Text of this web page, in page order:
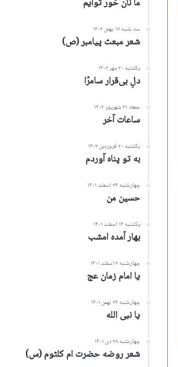
ما نان خور توأیم
سه شنبه ۱۷ بهمن ۱۴۰۲
شعر مبعث پیامبر (ص)
یکشنبه ۳۰ مهر ۱۴۰۲
دلِ بی‌قرار سامرّا
جمعه ۳۱ شهریور ۱۴۰۲
ساعات آخر
یکشنبه ۲۰ فروردین ۱۴۰۲
به تو پناه آوردم
چهارشنبه ۲۴ اسفند ۱۴۰۱
حسین من
یکشنبه ۱۴ اسفند ۱۴۰۱
بهار آمده امشب
چهارشنبه ۳ اسفند ۱۴۰۱
یا امام زمان عج
چهارشنبه ۲۶ بهمن ۱۴۰۱
یا نبی الله
چهارشنبه ۲۸ دی ۱۴۰۱
شعر روضه حضرت ام کلثوم (س)